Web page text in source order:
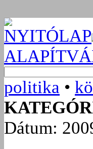
NYITÓLAP
politika •
Dátum: